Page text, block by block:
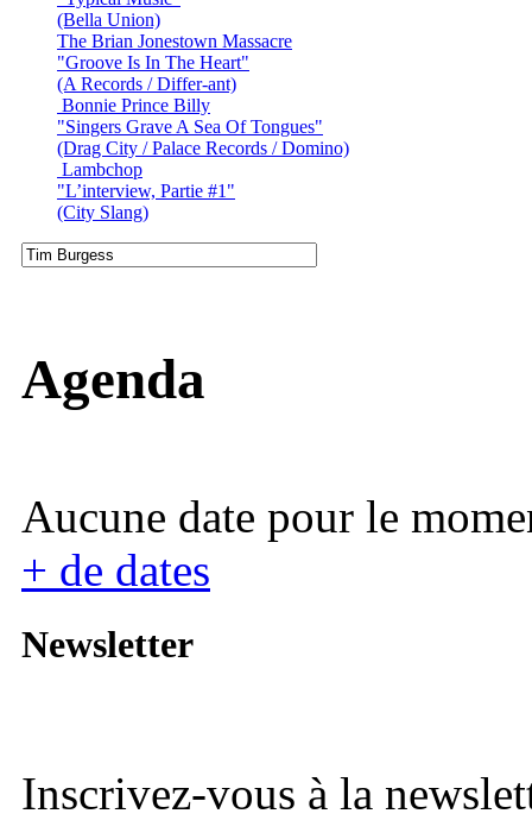
(Bella Union)
The Brian Jonestown Massacre
"Groove Is In The Heart"
(A Records / Differ-ant)
Bonnie Prince Billy
"Singers Grave A Sea Of Tongues"
(Drag City / Palace Records / Domino)
Lambchop
"L’interview, Partie #1"
(City Slang)
Agenda
Aucune date pour le
+ de dates
Newsletter
Inscrivez-vous à la